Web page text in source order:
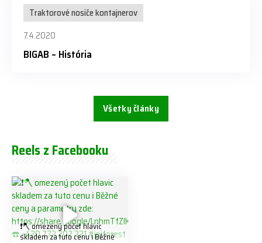
Traktorové nosiče kontajnerov
7.4.2020
BIGAB – História
Všetky články
Reels z Facebooku
❗️🪓 omezený počet hlavic
skladem za tuto cenu ℹ️ Běžné